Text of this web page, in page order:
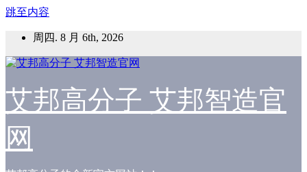
跳至内容
周四. 8 月 6th, 2026
艾邦高分子 艾邦智造官
网